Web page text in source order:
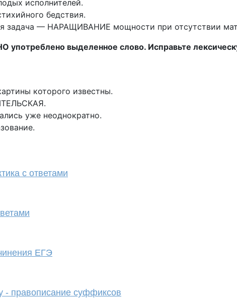
исполнителей.
бедствия.
задача — НАРАЩИВАНИЕ мощности при отсутствии
выделенное слово. Исправьте
которого известны.
уже неоднократно.
с ответами
ЕГЭ
- правописание суффиксов